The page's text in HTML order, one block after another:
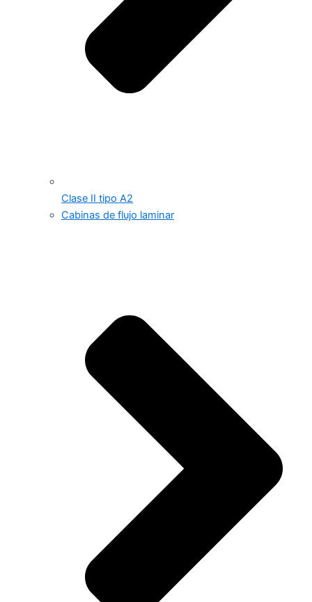
Clase II tipo A2
Cabinas de flujo laminar